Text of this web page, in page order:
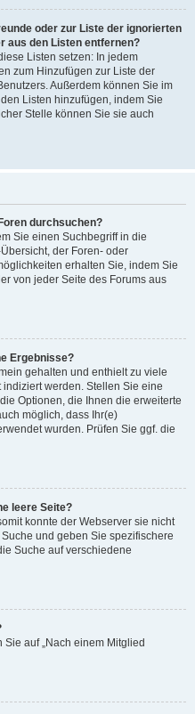
oder zur Liste der ignorierten
aus den Listen entfernen?
Listen setzen: In jedem
zum Hinzufügen zur Liste der
Außerdem können Sie im
Listen hinzufügen, indem Sie
Stelle können Sie sie auch
durchsuchen?
Sie einen Suchbegriff in die
der Foren- oder
erhalten Sie, indem Sie
von jeder Seite des Forums aus
Ergebnisse?
gehalten und enthielt zu viele
werden. Stellen Sie eine
Optionen, die Ihnen die erweiterte
möglich, dass Ihr(e)
wurden. Prüfen Sie ggf. die
leere Seite?
konnte der Webserver sie nicht
und geben Sie spezifischere
Suche auf verschiedene
auf „Nach einem Mitglied